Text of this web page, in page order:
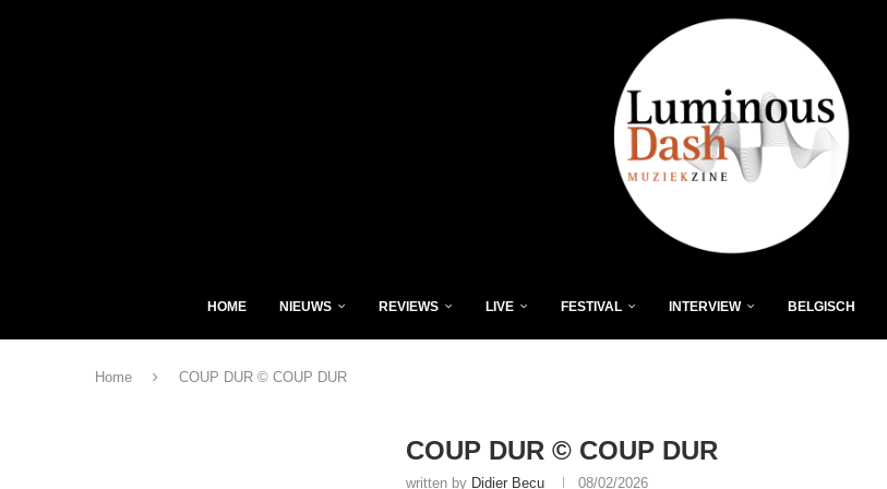
HOME NIEUWS REVIEWS LIVE FESTIVAL INTERVIEW BELGISCH
Home COUP DUR © COUP DUR
COUP DUR © COUP DUR
written by Didier Becu 08/02/2026